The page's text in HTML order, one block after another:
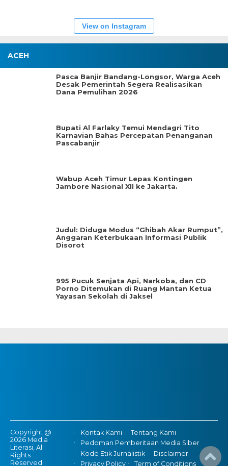
View on Instagram
ACEH
Pasca Banjir Bandang-Longsor, Warga Aceh
Desak Pemerintah Segera Realisasikan
Dana Pemulihan 2026
Bupati Al Farlaky Temui Mendagri Tito
Karnavian Bahas Percepatan Penanganan
Pascabanjir
Wabup Aceh Timur Lepas Kontingen
Jambore Nasional XII ke Jakarta.
Judul: Diduga Modus “Ghibah Akar Rumput”,
Anggaran Keterbukaan Informasi Publik
Disorot
995 Pucuk Senjata Api, Narkoba, dan CD
Porno Ditemukan di Ruang Mantan Ketua
Yayasan Sekolah di Jaksel
Copyright @
2026 Media
Literasi, All
Rights
Reserved
Kontak Kami
Tentang Kami
Pedoman Pemberitaan Media Siber
Kode Etik Jurnalistik
Disclaimer
Privacy Policy
Term of Conditions